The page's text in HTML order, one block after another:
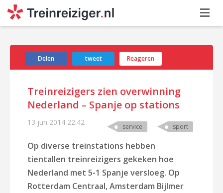
Delen tweet Reageren
Treinreizigers zien overwinning
Nederland – Spanje op stations
13 jun 2014 22:42 service sport
Op diverse treinstations hebben
tientallen treinreizigers gekeken hoe
Nederland met 5-1 Spanje versloeg. Op
Rotterdam Centraal, Amsterdam Bijlmer